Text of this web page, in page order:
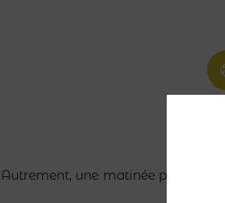
une matinée pour allier